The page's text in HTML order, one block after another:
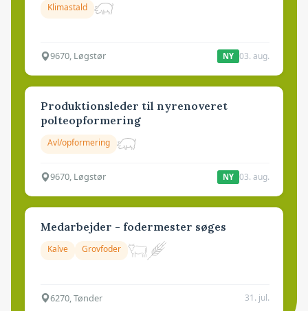
Klimastald
9670, Løgstør NY 03. aug.
Produktionsleder til nyrenoveret
polteopformering
Avl/opformering
9670, Løgstør NY 03. aug.
Medarbejder - fodermester søges
Kalve Grovfoder
6270, Tønder 31. jul.